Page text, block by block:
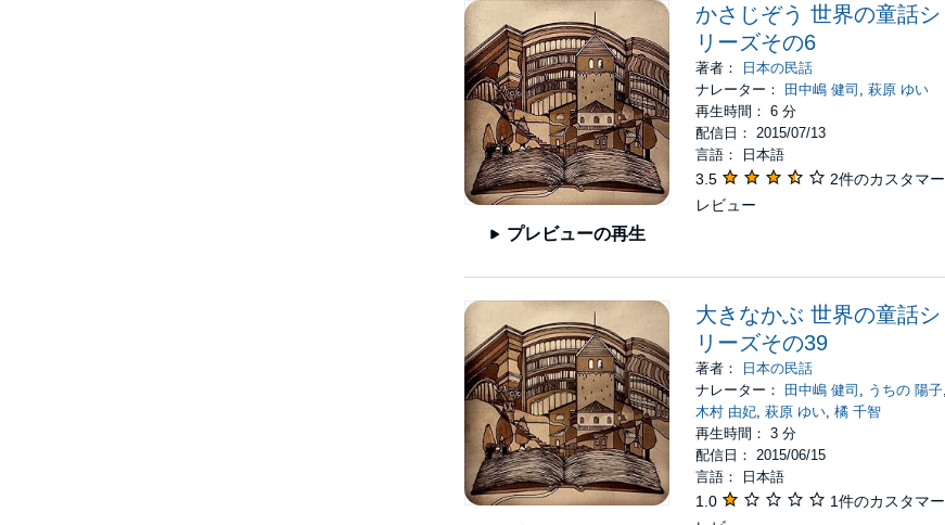
プレビューの再生
かさじぞう 世界の童話シ
リーズその6
著者：
日本の民話
ナレーター： 田中嶋 健司 ,萩原 ゆい
再生時間： 6 分
配信日： 2015/07/13
言語： 日本語
3.5
2件のカスタマー
レビュー
大きなかぶ 世界の童話シ
リーズその39
著者：
日本の民話
ナレーター：
田中嶋 健司 うちの 陽子
木村 由妃 ,萩原 ゆい ,橘 千智
再生時間： 3 分
配信日： 2015/06/15
言語： 日本語
1.0
1件のカスタマー